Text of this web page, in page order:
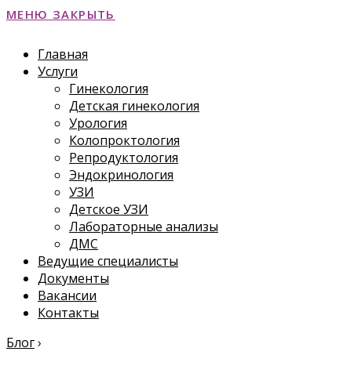
МЕНЮ ЗАКРЫТЬ
Главная
Услуги
Гинекология
Детская гинекология
Урология
Колопроктология
Репродуктология
Эндокринология
УЗИ
Детское УЗИ
Лабораторные анализы
ДМС
Ведущие специалисты
Документы
Вакансии
Контакты
Блог›